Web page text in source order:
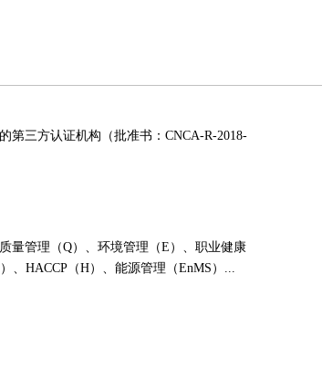
第三方认证机构（批准书：CNCA-R-2018-
量管理（Q）、环境管理（E）、职业健康
HACCP（H）、能源管理（EnMS）...